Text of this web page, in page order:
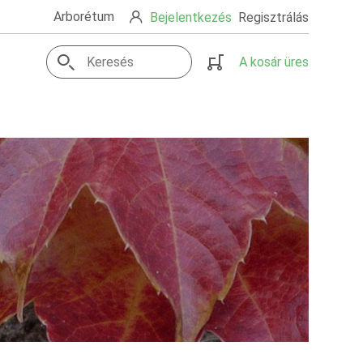
Arborétum Bejelentkezés Regisztrálás
A kosár üres